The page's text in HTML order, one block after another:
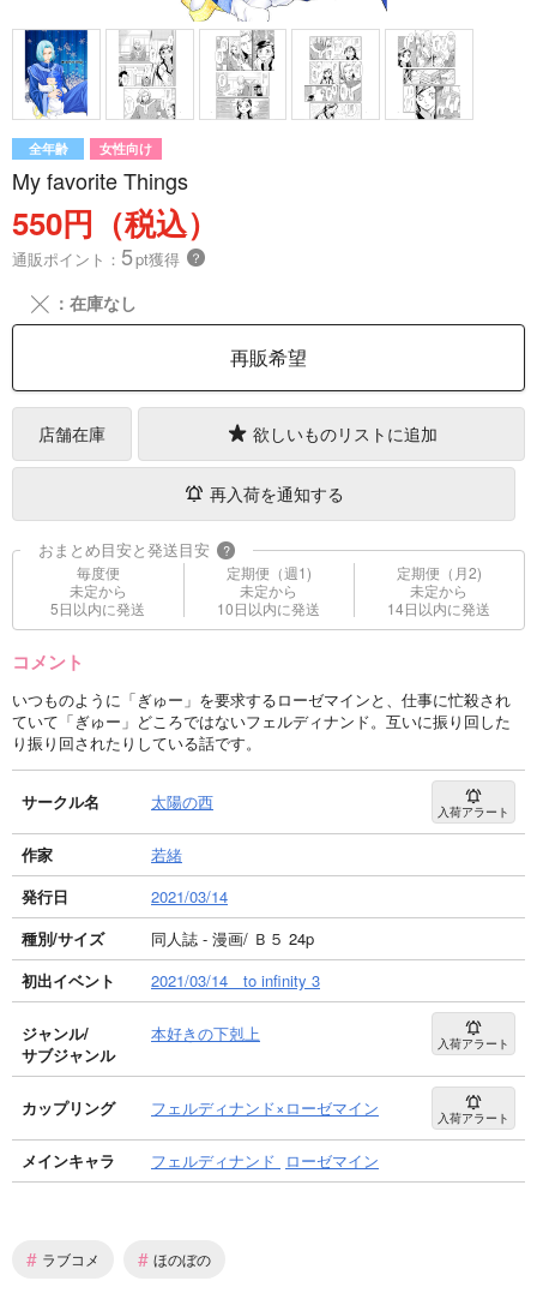
全年齢 女性向け
My favorite Things
550円（税込）
通販ポイント： 5pt獲得 ？
╳ ：在庫なし
再販希望
店舗在庫 欲しいものリストに追加
再入荷を通知する
おまとめ目安と発送目安 ?
毎度便
未定から
5日以内に発送
定期便（週1)
未定から
10日以内に発送
定期便（月2)
未定から
14日以内に発送
コメント
いつものように「ぎゅー」を要求するローゼマインと、仕事に忙殺され
ていて「ぎゅー」どころではないフェルディナンド。互いに振り回した
り振り回されたりしている話です。
サークル名 太陽の西 入荷アラート
作家
若緒
発行日
2021/03/14
種別/サイズ
同人誌 - 漫画/ Ｂ５ 24p
初出イベント
2021/03/14 to infinity 3
ジャンル/
サブジャンル
本好きの下剋上 入荷アラート
カップリング フェルディナンド×ローゼマイン 入荷アラート
メインキャラ フェルディナンド ローゼマイン
# ラブコメ # ほのぼの